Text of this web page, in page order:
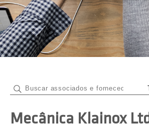
Mecânica Klainox